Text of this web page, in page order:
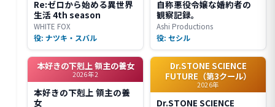
Re:ゼロから始める異世界
生活 4th season
WHITE FOX
役: ナツキ・スバル
自称悪役令嬢な婚約者の
観察記録。
Ashi Productions
役: セシル
本好きの下剋上 領主の養女
2026年2
本好きの下剋上 領主の養
女
Dr.STONE SCIENCE
FUTURE（第3クール）
2026年
Dr.STONE SCIENCE